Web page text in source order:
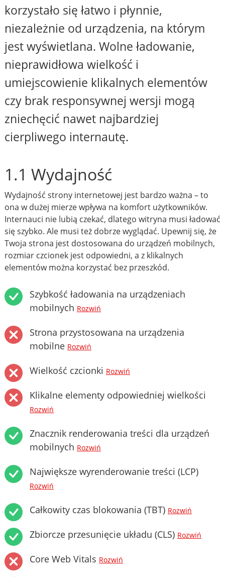
korzystało się łatwo i płynnie,
niezależnie od urządzenia, na którym
jest wyświetlana. Wolne ładowanie,
nieprawidłowa wielkość i
umiejscowienie klikalnych elementów
czy brak responsywnej wersji mogą
zniechęcić nawet najbardziej
cierpliwego internautę.
1.1 Wydajność
Wydajność strony internetowej jest bardzo ważna – to
ona w dużej mierze wpływa na komfort użytkowników.
Internauci nie lubią czekać, dlatego witryna musi ładować
się szybko. Ale musi też dobrze wyglądać. Upewnij się, że
Twoja strona jest dostosowana do urządzeń mobilnych,
rozmiar czcionek jest odpowiedni, a z klikalnych
elementów można korzystać bez przeszkód.
Szybkość ładowania na urządzeniach
mobilnych Rozwiń
Strona przystosowana na urządzenia
mobilne Rozwiń
Wielkość czcionki Rozwiń
Klikalne elementy odpowiedniej wielkości
Rozwiń
Znacznik renderowania treści dla urządzeń
mobilnych Rozwiń
Największe wyrenderowanie treści (LCP)
Rozwiń
Całkowity czas blokowania (TBT) Rozwiń
Zbiorcze przesunięcie układu (CLS) Rozwiń
Core Web Vitals Rozwiń